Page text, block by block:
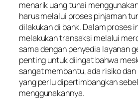
menarik uang tunai
harus melalui proses pinjaman
dilakukan di bank. Dalam proses
melakukan transaksi melalui
sama dengan penyedia layanan
penting untuk diingat bahwa
sangat membantu, ada risiko
yang perlu dipertimbangkan
menggunakannya.